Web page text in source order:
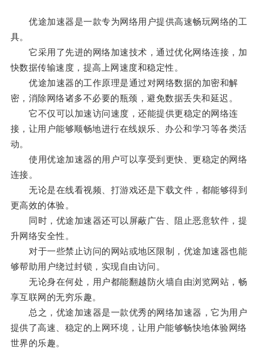
优途加速器是一款专为网络用户提供高速畅玩网络的工
具。
它采用了先进的网络加速技术，通过优化网络连接，加
快数据传输速度，提高上网速度和稳定性。
优途加速器的工作原理是通过对网络数据的加密和解
密，消除网络诸多不必要的瓶颈，避免数据丢失和延迟。
它不仅可以加速访问速度，还能提供更稳定的网络连
接，让用户能够顺畅地进行在线娱乐、办公和学习等各类活
动。
使用优途加速器的用户可以享受到更快、更稳定的网络
连接。
无论是在线看视频、打游戏还是下载文件，都能够得到
更高效的体验。
同时，优途加速器还可以屏蔽广告、阻止恶意软件，提
升网络安全性。
对于一些禁止访问的网站或地区限制，优途加速器也能
够帮助用户绕过封锁，实现自由访问。
无论身在何处，用户都能翻越防火墙自由浏览网站，畅
享互联网的无穷乐趣。
总之，优途加速器是一款优秀的网络加速器，它为用户
提供了高速、稳定的上网环境，让用户能够畅快地体验网络
世界的乐趣。